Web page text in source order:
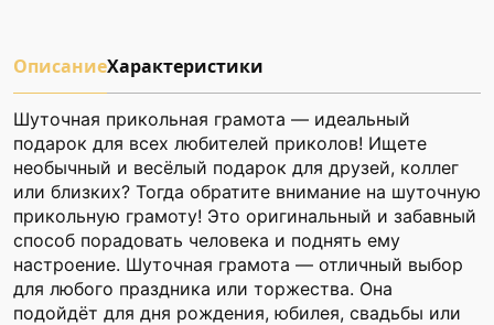
ОписаниеХарактеристики
Шуточная прикольная грамота — идеальный
подарок для всех любителей приколов! Ищете
необычный и весёлый подарок для друзей, коллег
или близких? Тогда обратите внимание на шуточную
прикольную грамоту! Это оригинальный и забавный
способ порадовать человека и поднять ему
настроение. Шуточная грамота — отличный выбор
для любого праздника или торжества. Она
подойдёт для дня рождения, юбилея, свадьбы или